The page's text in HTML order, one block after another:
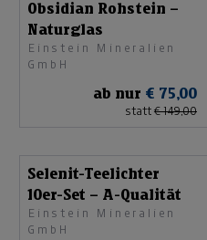
Obsidian Rohstein –
Naturglas
Einstein Mineralien
GmbH
ab nur € 75,00
statt € 149,00
Selenit-Teelichter
10er-Set – A-Qualität
Einstein Mineralien
GmbH